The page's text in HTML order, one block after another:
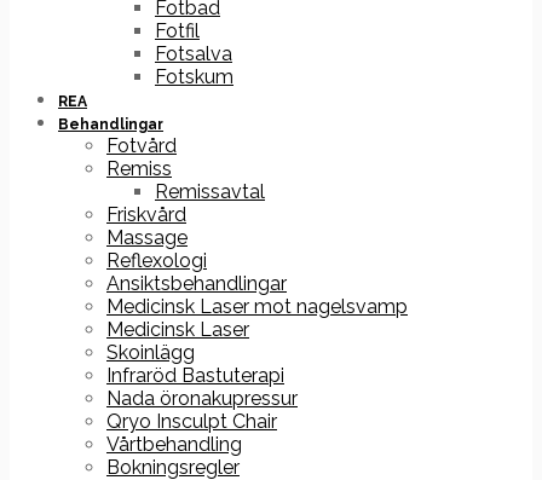
Fotbad
Fotfil
Fotsalva
Fotskum
REA
Behandlingar
Fotvård
Remiss
Remissavtal
Friskvård
Massage
Reflexologi
Ansiktsbehandlingar
Medicinsk Laser mot nagelsvamp
Medicinsk Laser
Skoinlägg
Infraröd Bastuterapi
Nada öronakupressur
Qryo Insculpt Chair
Vårtbehandling
Bokningsregler